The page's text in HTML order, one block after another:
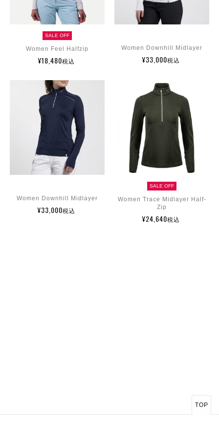
SALE OFF
Women Feel Halfzip
¥18,480税込
Women Downhill Midlayer
¥33,000税込
Women Downhill Midlayer
¥33,000税込
SALE OFF
Women Trace Midlayer Half-
Zip
¥24,640税込
TOP